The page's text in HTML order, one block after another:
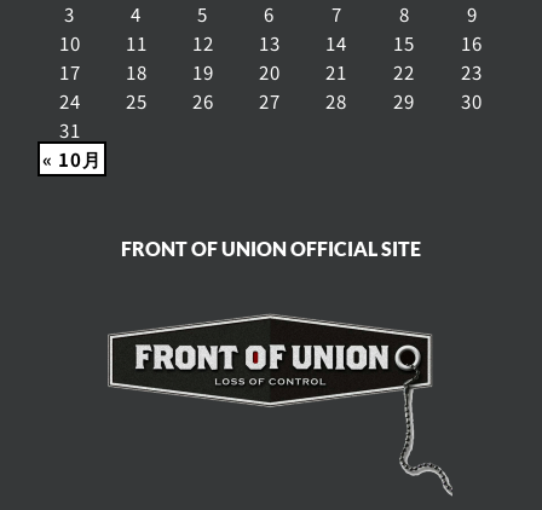
« 10月
3
4 5 6 7 8
9
10
11 12 13 14 15
16
17
18 19 20 21 22
23
24
25 26 27 28 29
30
31
FRONT OF UNION OFFICIAL SITE